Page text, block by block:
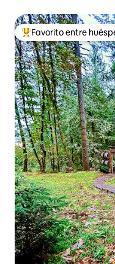
Favorito entre
Favorito entre